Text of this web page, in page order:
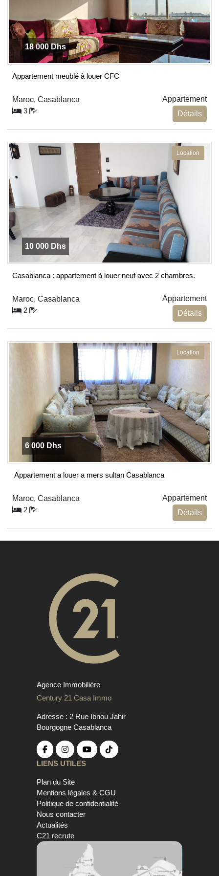
18 000 Dhs
Appartement meublé à louer CFC
Maroc, Casablanca
Appartement
3
Détails
Location
10 000 Dhs
Casablanca : appartement à louer neuf avec 2 chambres.
Maroc, Casablanca
Appartement
2
Détails
Location
6 000 Dhs
Appartement a louer a mers sultan Casablanca
Maroc, Casablanca
Appartement
2
Détails
Agence Immobilière
Century 21 Casa Immo
Adresse : 2 Rue Ibnou Jahir
Bourgogne Casablanca
LIENS UTILES
Plan du Site
Mentions légales & CGU
Politique de confidentialité
Nous contacter
Actualités
C21 recrute